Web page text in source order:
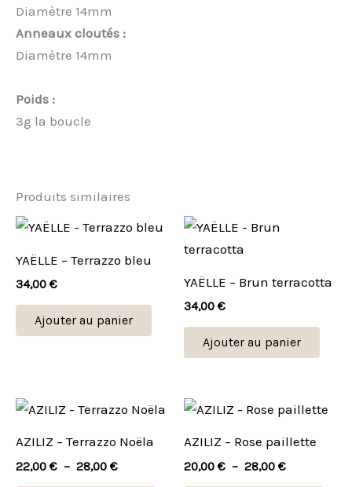
Diamètre 14mm
Anneaux cloutés :
Diamètre 14mm
Poids :
3g la boucle
Produits similaires
YAËLLE – Terrazzo bleu
34,00 €
Ajouter au panier
YAËLLE – Brun terracotta
34,00 €
Ajouter au panier
AZILIZ – Terrazzo Noëla
22,00 € – 28,00 €
Plage
prix :
22,00 €
à
Ce
plusieurs
AZILIZ – Rose paillette
20,00 € – 28,00 €
Plage
prix :
20,00 €
à
Ce